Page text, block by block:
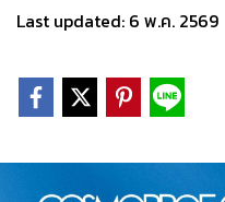
Last updated: 6 พ.ค. 2569